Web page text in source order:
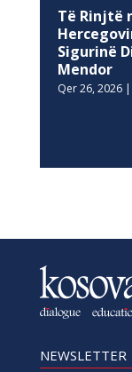
Të Rinjtë
Sigurinë
Mendor
Qer 26, 2026|
NEWSLETTER